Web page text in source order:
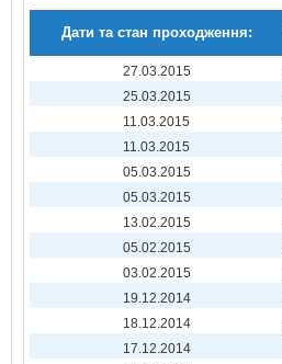
Дати та стан проходження:
27.03.2015
25.03.2015
11.03.2015
11.03.2015
05.03.2015
05.03.2015
13.02.2015
05.02.2015
03.02.2015
19.12.2014
18.12.2014
17.12.2014